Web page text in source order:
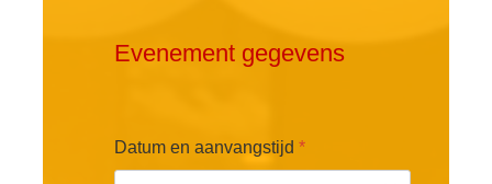
Evenement gegevens
Datum en aanvangstijd *